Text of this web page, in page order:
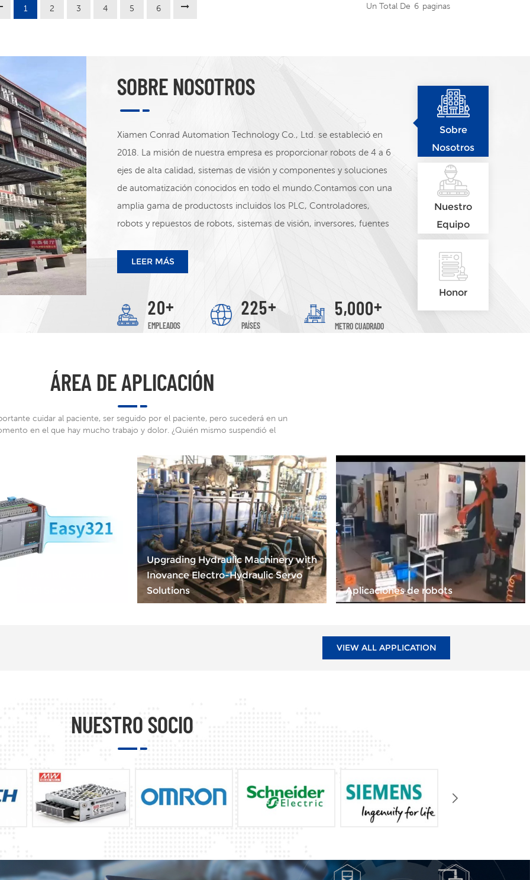
1 2 3 4 5 6 Un Total De 6 Paginas
SOBRE NOSOTROS
Xiamen Conrad Automation Technology Co., Ltd. se estableció en
2018. La misión de nuestra empresa es proporcionar robots de 4 a 6
ejes de alta calidad, sistemas de visión y componentes y soluciones
de automatización conocidos en todo el mundo.Contamos con una
amplia gama de productosts incluidos los PLC, Controladores,
robots y repuestos de robots, sistemas de visión, inversores, fuentes
Distribuimos las siguientes marcas: Schneider, Siemens, ABB,
STEP&ADTECH, INOVANCE, WINTERS Instrument, Autonics, MEAN
LEER MÁS
20+
EMPLEADOS
225+
PAÍSES
5,000+
METRO CUADRADO
Nuestro equipo de ventas:
Sobre
Nosotros
Nuestro
Equipo
Honor
ÁREA DE APLICACIÓN
cuidar al paciente, ser seguido por el paciente, pero sucederá en un
en el que hay mucho trabajo y dolor. ¿Quién mismo suspendió el
Upgrading Hydraulic Machinery with
Inovance Electro-Hydraulic Servo
Solutions
Aplicaciones de robots
VIEW ALL APPLICATION
NUESTRO SOCIO